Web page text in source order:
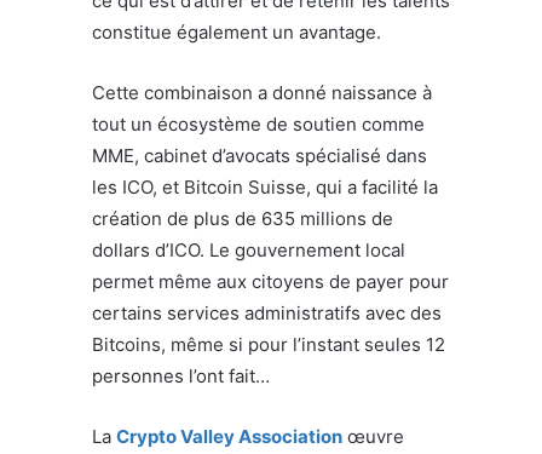
constitue également un avantage.
Cette combinaison a donné naissance à
tout un écosystème de soutien comme
MME, cabinet d’avocats spécialisé dans
les ICO, et Bitcoin Suisse, qui a facilité la
création de plus de 635 millions de
dollars d’ICO. Le gouvernement local
permet même aux citoyens de payer pour
certains services administratifs avec des
Bitcoins, même si pour l’instant seules 12
personnes l’ont fait…
La Crypto Valley Association œuvre